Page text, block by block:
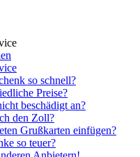
so schnell?
Preise?
beschädigt an?
den Zoll?
Grußkarten einfügen?
so teuer?